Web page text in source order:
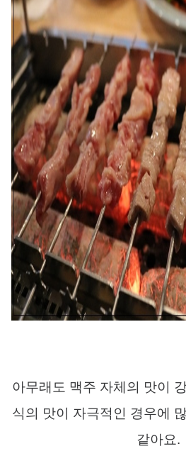
아무래도 맥주 자체의 맛이
식의 맛이 자극적인 경우에
같아요.